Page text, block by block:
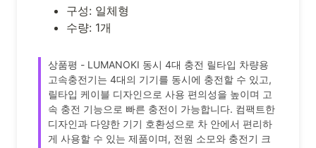
구성: 일체형
수량: 1개
상품평 - LUMANOKI 동시 4대 충전 릴타입 차량용
고속충전기는 4대의 기기를 동시에 충전할 수 있고,
릴타입 케이블 디자인으로 사용 편의성을 높이며 고
속 충전 기능으로 빠른 충전이 가능합니다. 컴팩트한
디자인과 다양한 기기 호환성으로 차 안에서 편리하
게 사용할 수 있는 제품이며, 전원 소모와 충전기 크